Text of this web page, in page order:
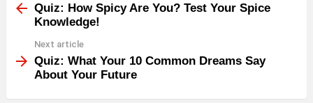
moreQuiz: How Spicy Are You? Test Your Spice
Knowledge!
Next article
Quiz: What Your 10 Common Dreams Say
About Your Future